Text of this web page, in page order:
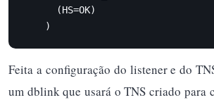
      (HS=OK)
    )
Feita a configuração do listener e do
um dblink que usará o TNS criado para